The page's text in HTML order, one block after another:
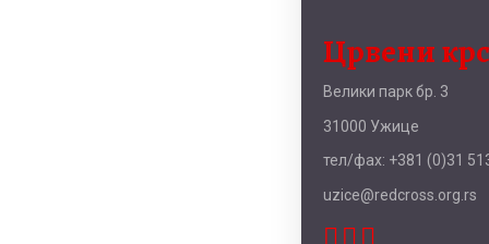
Црвени
Велики парк бр. 3
31000 Ужице
тел/фаx: +381 (0)31
uzice@redcross.org.rs